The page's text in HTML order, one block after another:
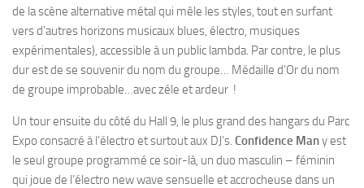
de la scène alternative métal qui mêle les styles, tout en surfant
vers d’autres horizons musicaux blues, électro, musiques
expérimentales), accessible à un public lambda. Par contre, le plus
dur est de se souvenir du nom du groupe… Médaille d’Or du nom
de groupe improbable…avec zéle et ardeur !
Un tour ensuite du côté du Hall 9, le plus grand des hangars du Parc
Expo consacré à l’électro et surtout aux DJ’s. Confidence Many est
le seul groupe programmé ce soir-là, un duo masculin – féminin
qui joue de l’électro new wave sensuelle et accrocheuse dans un